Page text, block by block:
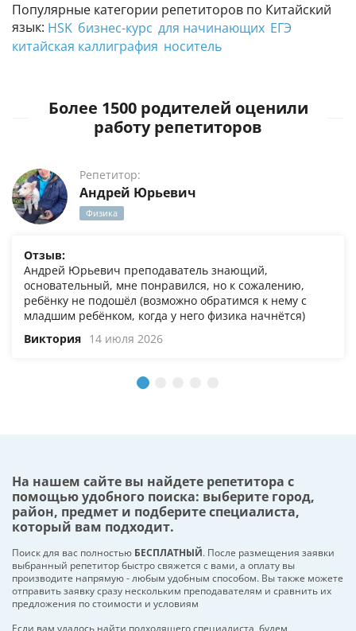
Популярные категории репетиторов по Китайский
язык: HSK бизнес-курс для начинающих ЕГЭ
китайская каллиграфия носитель
Более 1500 родителей оценили
работу репетиторов
Репетитор:
Андрей Юрьевич
Физика
Отзыв:
Андрей Юрьевич преподаватель знающий,
основательный, мне понравился, но к сожалению,
ребёнку не подошёл (возможно обратимся к нему с
младшим ребёнком, когда у него физика начнётся)
Виктория 14 июля 2026
На нашем сайте вы найдете репетитора с
помощью удобного поиска: выберите город,
район, предмет и подберите специалиста,
который вам подходит.
Поиск для вас полностью БЕСПЛАТНЫЙ. После размещения заявки
выбранный репетитор быстро свяжется с вами, а оплату вы
производите напрямую - любым удобным способом. Вы также можете
отправить заявку сразу нескольким преподавателям и сравнить их
предложения по стоимости и условиям
Если вам удалось найти подходящего специалиста, будем